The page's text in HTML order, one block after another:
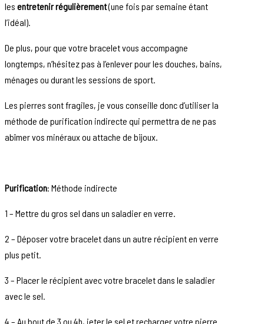
lesentretenir régulièrement(une fois par semaine étant
l’idéal).
De plus, pour que votre bracelet vous accompagne
longtemps, n’hésitez pas à l’enlever pour les douches, bains,
ménages ou durant les sessions de sport.
Les pierres sont fragiles, je vous conseille donc d’utiliser la
méthode de purification indirecte qui permettra de ne pas
abîmer vos minéraux ou attache de bijoux.
Purification: Méthode indirecte
1 – Mettre du gros sel dans un saladier en verre.
2 – Déposer votre bracelet dans un autre récipient en verre
plus petit.
3 – Placer le récipient avec votre bracelet dans le saladier
avec le sel.
4 – Au bout de 3 ou 4h, jeter le sel et recharger votre pierre.